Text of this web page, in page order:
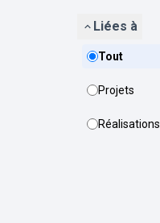
Liées à
Tout
Projets
Réalisations